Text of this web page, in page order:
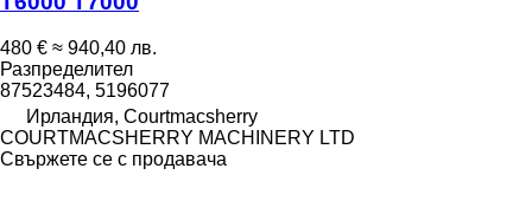
480 € ≈ 940,40 лв.
Разпределител
87523484, 5196077
Ирландия, Courtmacsherry
COURTMACSHERRY MACHINERY LTD
Свържете се с продавача